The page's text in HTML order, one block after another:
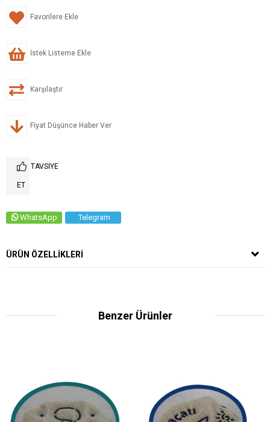
Favorilere Ekle
İstek Listeme Ekle
Karşılaştır
Fiyat Düşünce Haber Ver
TAVSIYE
ET
WhatsApp Telegram
ÜRÜN ÖZELLIKLERI
Benzer Ürünler